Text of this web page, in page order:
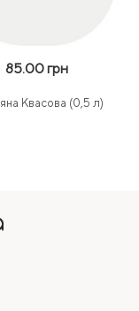
85.00 грн
Квасова (0,5 л)